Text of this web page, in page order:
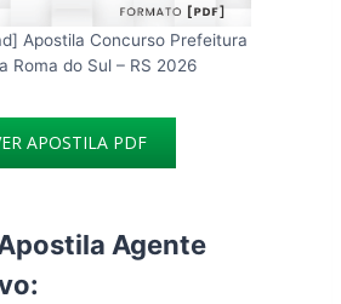
Apostila Concurso Prefeitura
Roma do Sul – RS 2026
APOSTILA PDF
Agente